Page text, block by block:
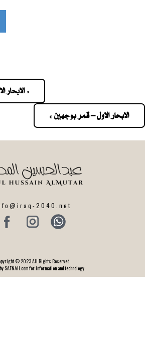
navigation
«
الابحار الاول – قمر بوجهين »
2040.net
© 2023 All Rights Reserved
SAFNAH.com for information and technology